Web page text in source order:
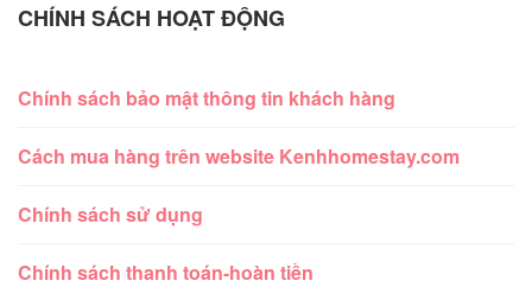
CHÍNH SÁCH HOẠT ĐỘNG
Chính sách bảo mật thông tin khách hàng
Cách mua hàng trên website Kenhhomestay.com
Chính sách sử dụng
Chính sách thanh toán-hoàn tiền